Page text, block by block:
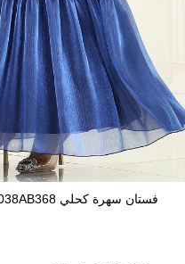
فستان سهرة كحلي 8038AB368